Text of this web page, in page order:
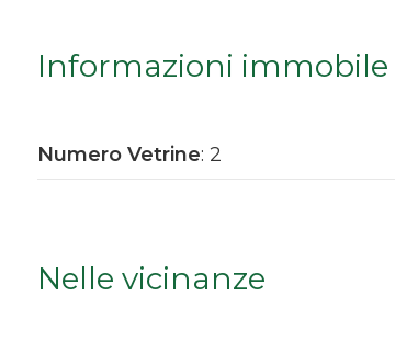
Informazioni immobile
Numero Vetrine: 2
Nelle vicinanze
Qualsiasi